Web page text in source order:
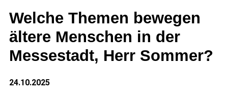
Welche Themen bewegen
ältere Menschen in der
Messestadt, Herr Sommer?
24.10.2025